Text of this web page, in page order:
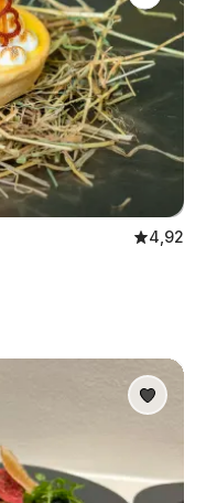
4,92